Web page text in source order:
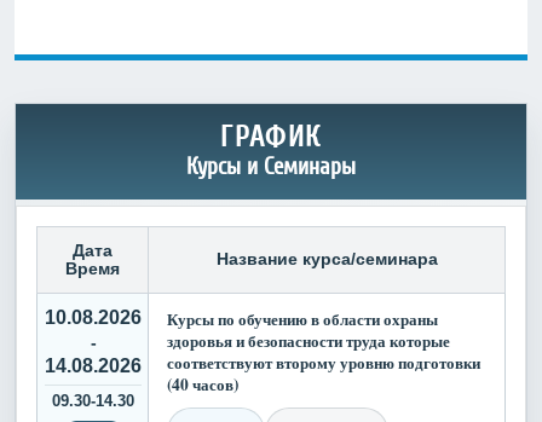
ГРАФИК
Курсы и Семинары
Дата
Время
Название курса/семинара
10.08.2026
-
14.08.2026
09.30-14.30
Курсы по обучению в области охраны
здоровья и безопасности труда которые
соответствуют второму уровню подготовки
(40 часов)